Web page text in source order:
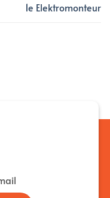
1e Elektromonteur